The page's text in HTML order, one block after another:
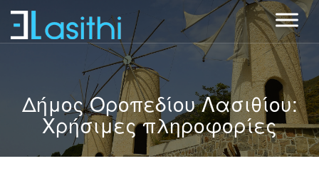
Δήμος Οροπεδίου Λασιθίου:
Χρήσιμες πληροφορίες